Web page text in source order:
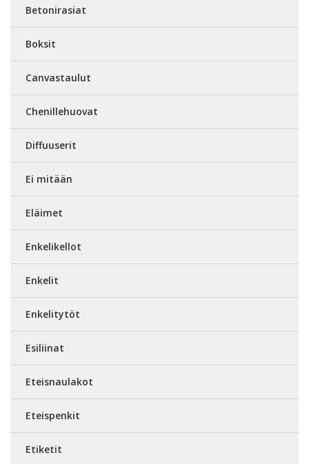
Betonirasiat
Boksit
Canvastaulut
Chenillehuovat
Diffuuserit
Ei mitään
Eläimet
Enkelikellot
Enkelit
Enkelitytöt
Esiliinat
Eteisnaulakot
Eteispenkit
Etiketit